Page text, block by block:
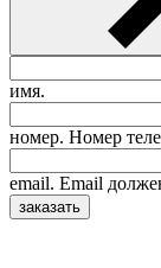
имя.
номер. Номер
email. Email